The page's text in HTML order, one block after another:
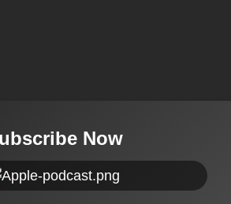
Now